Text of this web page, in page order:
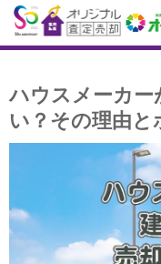
ハウスメーカー
い？その理由